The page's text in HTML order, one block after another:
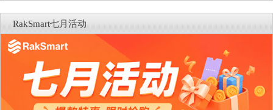
RakSmart七月活动